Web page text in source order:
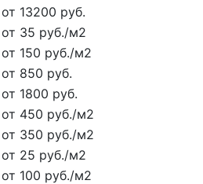
от 13200 руб.
от 35 руб./м2
от 150 руб./м2
от 850 руб.
от 1800 руб.
от 450 руб./м2
от 350 руб./м2
от 25 руб./м2
от 100 руб./м2